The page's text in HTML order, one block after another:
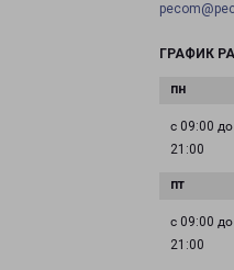
ГРАФИК
с 09:00 до
21:00
с 09:00 до
21:00